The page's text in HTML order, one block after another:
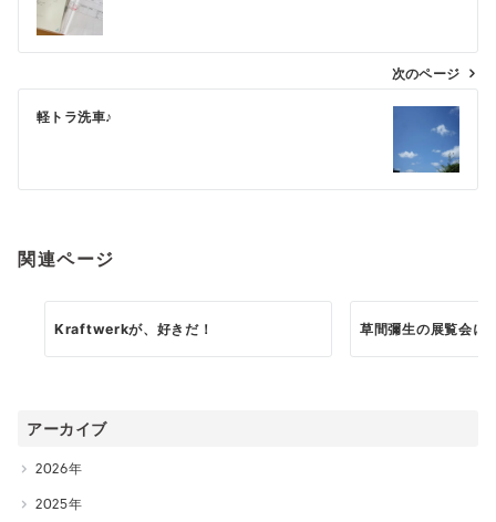
稿
ナ
ゲ
シ
ン
次のページ
軽トラ洗車♪
関連ページ
Kraftwerkが、好きだ！ 草間彌生の展覧会に
アーカイブ
2026
2025